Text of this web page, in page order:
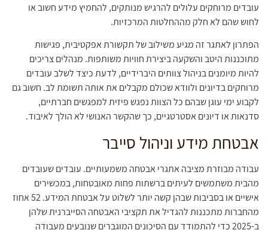
עובדים מרוחקים עלולים להרגיש מנותקים, להחמיץ מידע חשוב או
לחוש שהם לא חלק מההחלטות המרכזיות.
הפתרון לאתגר זה מגיע משילוב של תקשורת אפקטיבית, פגישות
מתוכננות היטב והשקעה ביצירת חוויות משותפות. מנהלים צריכים
להיות מיומנים בניהול צוותים היברידיים, לדעת כיצד לשלב עובדים
מרוחקים בדיונים ולוודא שכולם מקבלים את אותה תשומת לב. חשוב גם
לקבוע ימי עוגן שבהם כל הצוות נפגש פיזית למפגשים חברתיים,
סדנאות או דיונים אסטרטגיים, כך שהקשר האנושי לא הולך לאיבוד.
אבטחת מידע וניהול סייבר
עבודה מבוזרת מציבה אתגרי אבטחה משמעותיים. עובדים שעובדים
מהבית משתמשים לעיתים ברשתות פחות מאובטחות, במכשירים
אישיים או בסביבות שבהן קשה יותר לשלוט על אבטחת המידע. 52 אחוז
מהחברות מתכננות להגדיל את תקציבי האבטחה הסייברנית שלהן
ב-2025 כדי להתמודד עם הסיכונים המוגברים שנובעים מעבודה